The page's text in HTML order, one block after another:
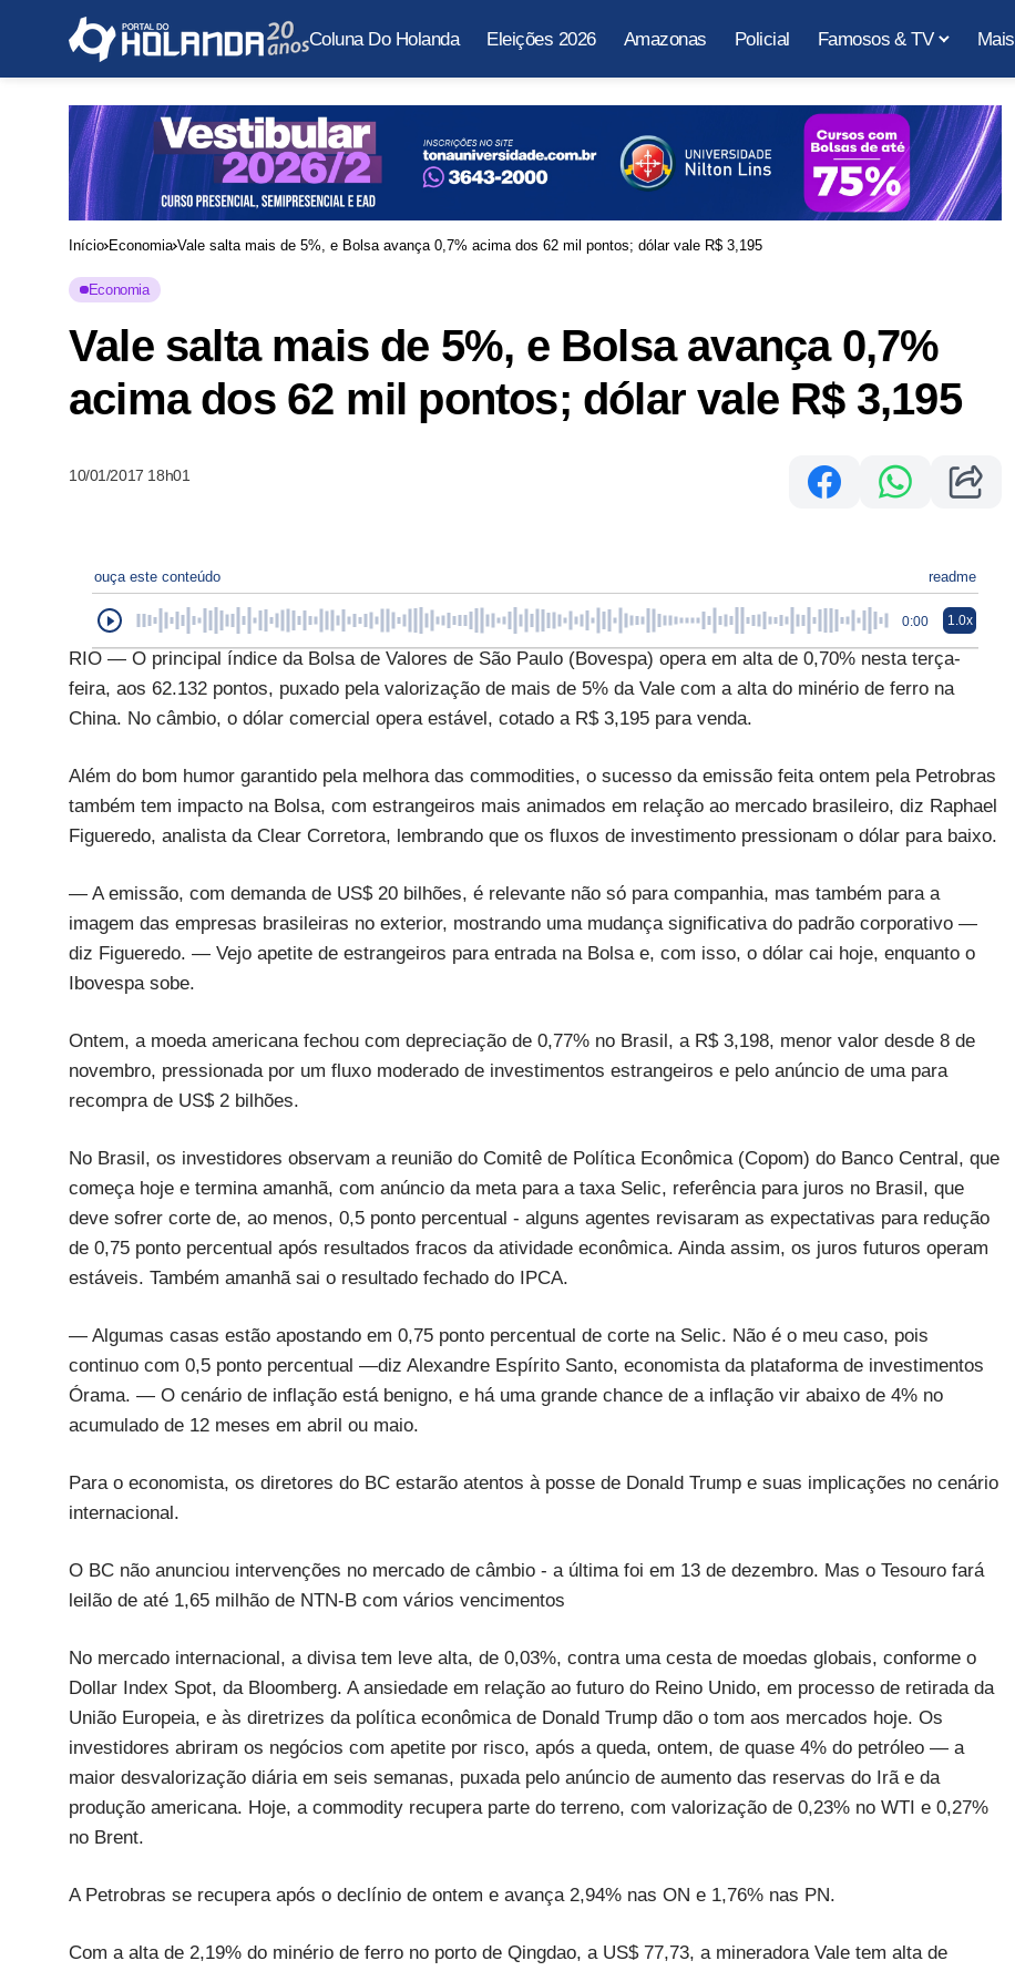
Coluna Do Holanda Eleições 2026 Amazonas Policial Famosos & TV
Início Economia Vale salta mais de 5%, e Bolsa avança 0,7% acima dos 62 mil pontos; dólar vale R$ 3,195
Economia
Vale salta mais de 5%, e Bolsa avança 0,7%
acima dos 62 mil pontos; dólar vale R$ 3,195
10/01/2017 18h01
ouça este conteúdo readme
0:00 1.0x
RIO — O principal índice da Bolsa de Valores de São Paulo (Bovespa) opera em alta de 0,70% nesta terça-
feira, aos 62.132 pontos, puxado pela valorização de mais de 5% da Vale com a alta do minério de ferro na
China. No câmbio, o dólar comercial opera estável, cotado a R$ 3,195 para venda.
Além do bom humor garantido pela melhora das commodities, o sucesso da emissão feita ontem pela Petrobras
também tem impacto na Bolsa, com estrangeiros mais animados em relação ao mercado brasileiro, diz Raphael
Figueredo, analista da Clear Corretora, lembrando que os fluxos de investimento pressionam o dólar para baixo.
— A emissão, com demanda de US$ 20 bilhões, é relevante não só para companhia, mas também para a
imagem das empresas brasileiras no exterior, mostrando uma mudança significativa do padrão corporativo —
diz Figueredo. — Vejo apetite de estrangeiros para entrada na Bolsa e, com isso, o dólar cai hoje, enquanto o
Ibovespa sobe.
Ontem, a moeda americana fechou com depreciação de 0,77% no Brasil, a R$ 3,198, menor valor desde 8 de
novembro, pressionada por um fluxo moderado de investimentos estrangeiros e pelo anúncio de uma para
recompra de US$ 2 bilhões.
No Brasil, os investidores observam a reunião do Comitê de Política Econômica (Copom) do Banco Central, que
começa hoje e termina amanhã, com anúncio da meta para a taxa Selic, referência para juros no Brasil, que
deve sofrer corte de, ao menos, 0,5 ponto percentual - alguns agentes revisaram as expectativas para redução
de 0,75 ponto percentual após resultados fracos da atividade econômica. Ainda assim, os juros futuros operam
estáveis. Também amanhã sai o resultado fechado do IPCA.
— Algumas casas estão apostando em 0,75 ponto percentual de corte na Selic. Não é o meu caso, pois
continuo com 0,5 ponto percentual —diz Alexandre Espírito Santo, economista da plataforma de investimentos
Órama. — O cenário de inflação está benigno, e há uma grande chance de a inflação vir abaixo de 4% no
acumulado de 12 meses em abril ou maio.
Para o economista, os diretores do BC estarão atentos à posse de Donald Trump e suas implicações no cenário
internacional.
O BC não anunciou intervenções no mercado de câmbio - a última foi em 13 de dezembro. Mas o Tesouro fará
leilão de até 1,65 milhão de NTN-B com vários vencimentos
No mercado internacional, a divisa tem leve alta, de 0,03%, contra uma cesta de moedas globais, conforme o
Dollar Index Spot, da Bloomberg. A ansiedade em relação ao futuro do Reino Unido, em processo de retirada da
União Europeia, e às diretrizes da política econômica de Donald Trump dão o tom aos mercados hoje. Os
investidores abriram os negócios com apetite por risco, após a queda, ontem, de quase 4% do petróleo — a
maior desvalorização diária em seis semanas, puxada pelo anúncio de aumento das reservas do Irã e da
produção americana. Hoje, a commodity recupera parte do terreno, com valorização de 0,23% no WTI e 0,27%
no Brent.
A Petrobras se recupera após o declínio de ontem e avança 2,94% nas ON e 1,76% nas PN.
Com a alta de 2,19% do minério de ferro no porto de Qingdao, a US$ 77,73, a mineradora Vale tem alta de